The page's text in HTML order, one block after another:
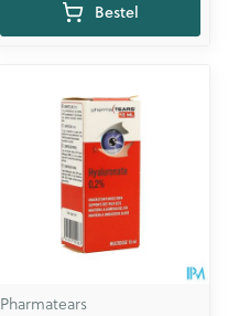
Bestel
Pharmatears